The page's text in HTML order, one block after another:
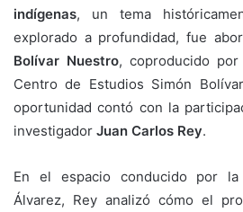
indígenas, un tema
explorado a profundidad, fue
Bolívar Nuestro, coproducido
Centro de Estudios Simón
oportunidad contó con la
investigador Juan Carlos Rey.
En el espacio conducido por la
Álvarez, Rey analizó cómo el